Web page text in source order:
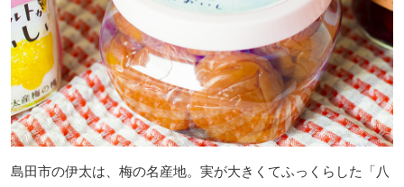
島田市の伊太は、梅の名産地。実が大きくてふっくらした「八